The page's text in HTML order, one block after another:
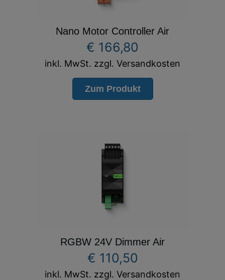
Nano Motor Controller Air
€ 166,80
inkl. MwSt. zzgl. Versandkosten
Zum Produkt
RGBW 24V Dimmer Air
€ 110,50
inkl. MwSt. zzgl. Versandkosten